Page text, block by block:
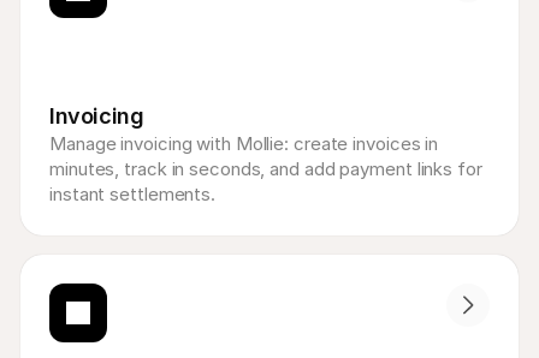
Invoicing
Manage invoicing with Mollie: create invoices in
minutes, track in seconds, and add payment links for
instant settlements.